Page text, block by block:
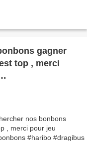
gagner
top , merci
#dragibus